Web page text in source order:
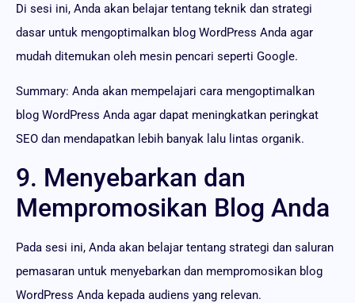
Di sesi ini, Anda akan belajar tentang teknik dan strategi
dasar untuk mengoptimalkan blog WordPress Anda agar
mudah ditemukan oleh mesin pencari seperti Google.
Summary: Anda akan mempelajari cara mengoptimalkan
blog WordPress Anda agar dapat meningkatkan peringkat
SEO dan mendapatkan lebih banyak lalu lintas organik.
9. Menyebarkan dan
Mempromosikan Blog Anda
Pada sesi ini, Anda akan belajar tentang strategi dan saluran
pemasaran untuk menyebarkan dan mempromosikan blog
WordPress Anda kepada audiens yang relevan.